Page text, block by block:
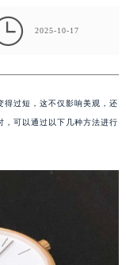
2025-10-17
得过短，这不仅影响美观，还
，可以通过以下几种方法进行